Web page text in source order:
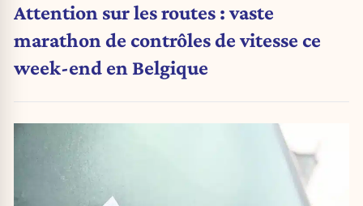
Attention sur les routes : vaste
marathon de contrôles de vitesse ce
week-end en Belgique